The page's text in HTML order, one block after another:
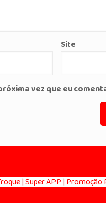
Site
vez que eu
|Super APP|Promoção